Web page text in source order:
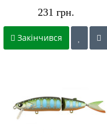
231 грн.
Закінчився